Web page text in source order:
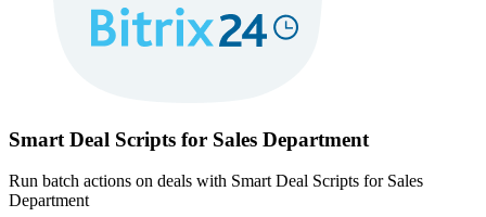
Smart Deal Scripts for Sales Department
Run batch actions on deals with Smart Deal Scripts for Sales
Department